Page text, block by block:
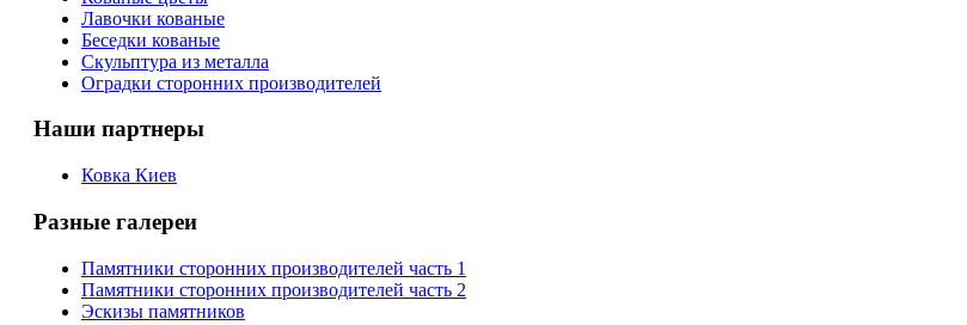
Лавочки кованые
Беседки кованые
Скульптура из металла
Оградки сторонних производителей
Наши партнеры
Ковка Киев
Разные галереи
Памятники сторонних производителей часть 1
Памятники сторонних производителей часть 2
Эскизы памятников